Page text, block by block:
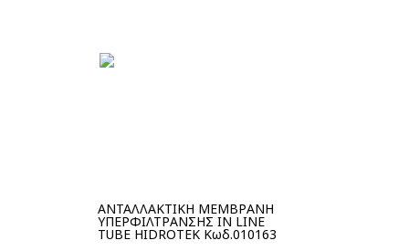
ΑΝΤΑΛΛΑΚΤΙΚΗ ΜΕΜΒΡΑΝΗ
ΥΠΕΡΦΙΛΤΡΑΝΣΗΣ IN LINE
TUBE HIDROTEK Κωδ.010163